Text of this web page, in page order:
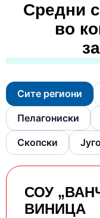
Средни
во
Сите региони
Пелагониски
Скопски
СОУ
ВИНИЦА